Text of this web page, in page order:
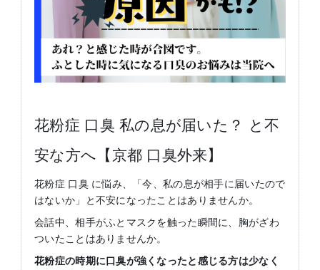
花粉症 口臭 私の息が届いた？ と不
安な方へ【京都 口臭外来】
花粉症 口臭 に悩み、「今、私の息が相手に届いたので
はないか」と不安になったことはありませんか。
会話中、相手がふとマスクを触った瞬間に、胸がざわ
ついたことはありませんか。
花粉症の時期に口臭が強くなったと感じる方は少なく